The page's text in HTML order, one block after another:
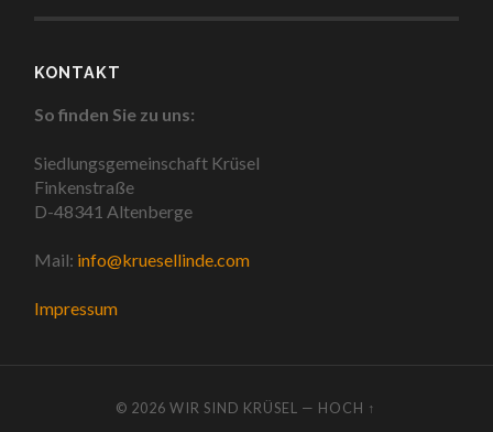
KONTAKT
So finden Sie zu uns:
Siedlungsgemeinschaft Krüsel
Finkenstraße
D-48341 Altenberge
Mail: info@kruesellinde.com
Impressum
© 2026WIR SIND KRÜSEL — HOCH ↑